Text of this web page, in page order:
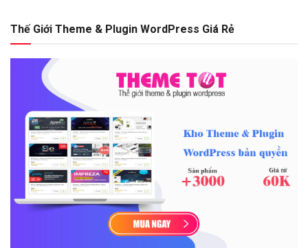
Thế Giới Theme & Plugin WordPress Giá Rẻ